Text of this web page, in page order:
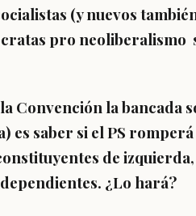
(y nuevos
pro neoliberalismo
Convención la bancada
es saber si el PS
de
¿Lo hará?